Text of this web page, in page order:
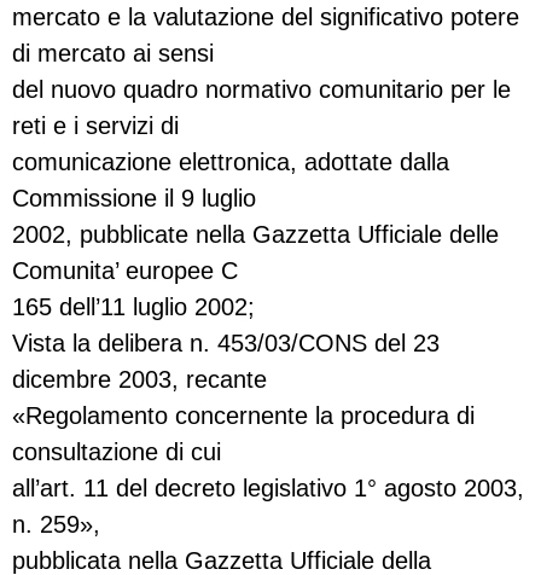
mercato e la valutazione del significativo potere
di mercato ai sensi
del nuovo quadro normativo comunitario per le
reti e i servizi di
comunicazione elettronica, adottate dalla
Commissione il 9 luglio
2002, pubblicate nella Gazzetta Ufficiale delle
Comunita’ europee C
165 dell’11 luglio 2002;
Vista la delibera n. 453/03/CONS del 23
dicembre 2003, recante
«Regolamento concernente la procedura di
consultazione di cui
all’art. 11 del decreto legislativo 1° agosto 2003,
n. 259»,
pubblicata nella Gazzetta Ufficiale della